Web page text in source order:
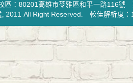
：80201高雄市苓雅區和平一路116號
, 2011 All Right Reserved. 較佳解析度